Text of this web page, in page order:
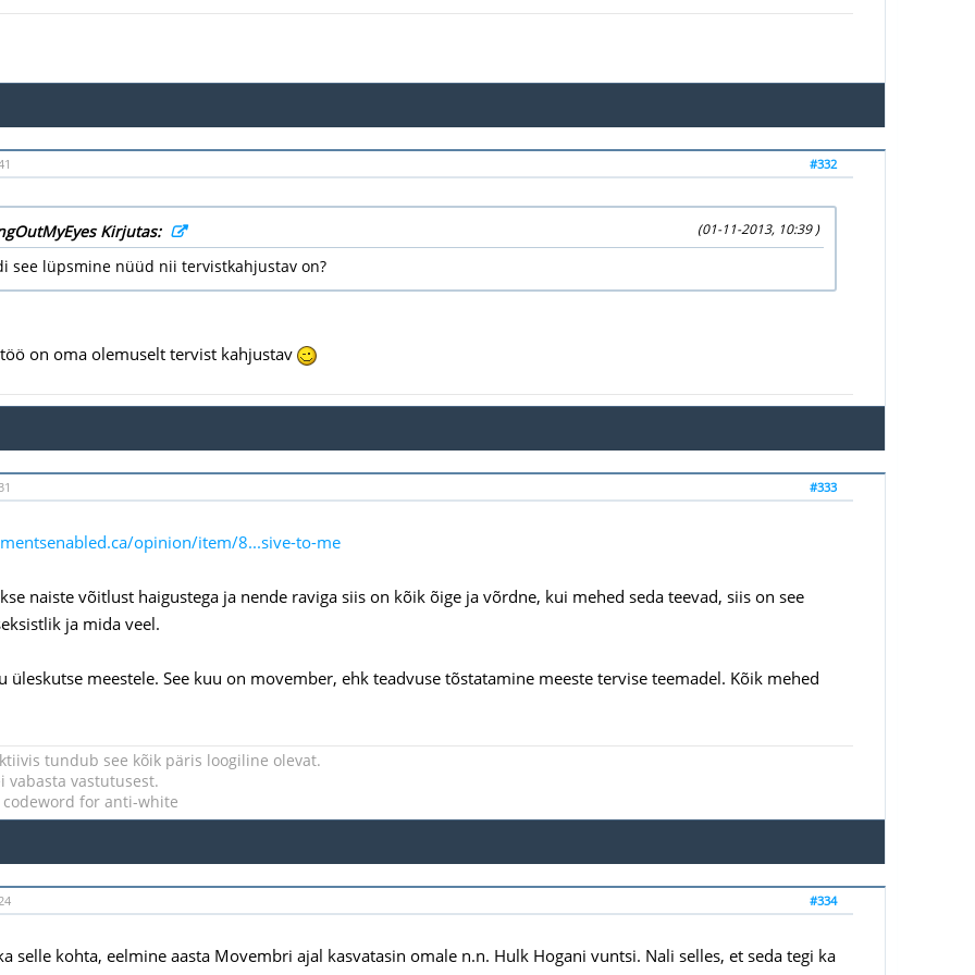
#332
(01-11-2013, 10:39 )
Kirjutas:
see lüpsmine nüüd nii tervistkahjustav on?
on oma olemuselt tervist kahjustav
#333
opinion/item/8...sive-to-me
naiste võitlust haigustega ja nende raviga siis on kõik õige ja võrdne, kui mehed seda teevad, siis on see
ja mida veel.
üleskutse meestele. See kuu on movember, ehk teadvuse tõstatamine meeste tervise teemadel. Kõik mehed
tundub see kõik päris loogiline olevat.
vabasta vastutusest.
for anti-white
#334
selle kohta, eelmine aasta Movembri ajal kasvatasin omale n.n. Hulk Hogani vuntsi. Nali selles, et seda tegi ka